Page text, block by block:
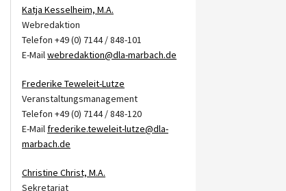
Katja Kesselheim, M.A.
Webredaktion
Telefon +49 (0) 7144 / 848-101
E-Mailwebredaktion@dla-marbach.de
Frederike Teweleit-Lutze
Veranstaltungsmanagement
Telefon +49 (0) 7144 / 848-120
E-Mailfrederike.teweleit-lutze@dla-
marbach.de
Christine Christ, M.A.
Sekretariat